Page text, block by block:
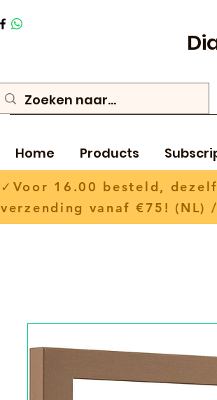
Home Products
✓Voor 16.00 besteld,
verzending vanaf €75! (NL)